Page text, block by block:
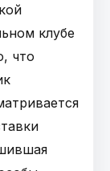
клубе
что